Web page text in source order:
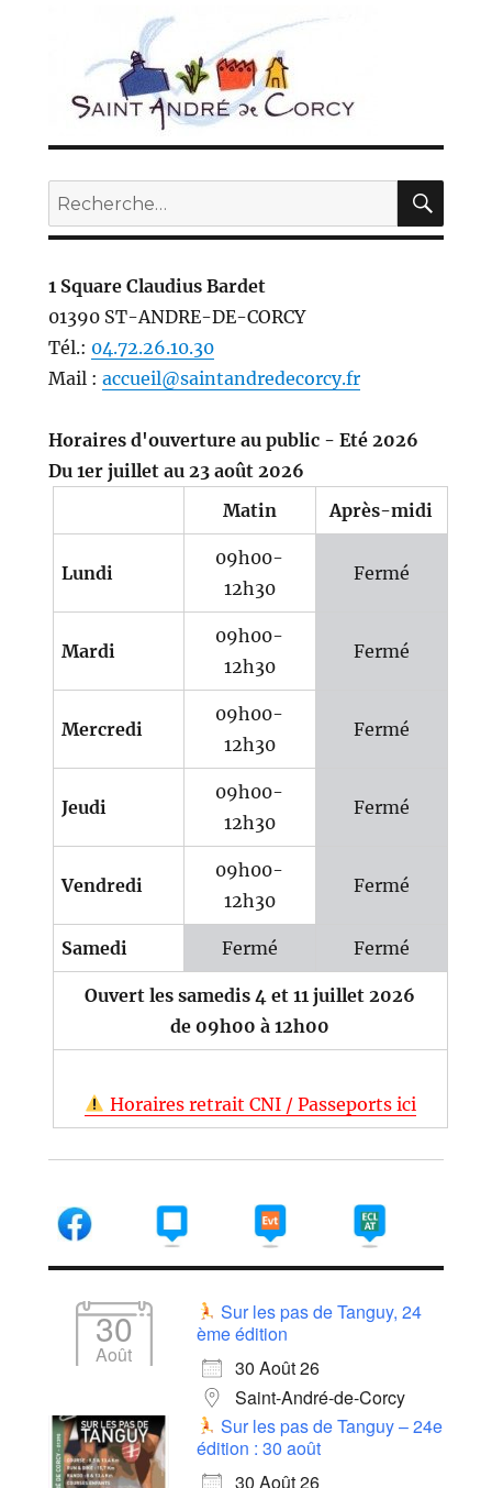
Recherche
pour :
1 Square Claudius Bardet
01390 ST-ANDRE-DE-CORCY
Tél.: 04.72.26.10.30
Mail : accueil@saintandredecorcy.fr
Horaires d'ouverture au public - Eté 2026
Du 1er juillet au 23 août 2026
Matin
Après-midi
Lundi
09h00-
12h30
Fermé
Mardi
09h00-
12h30
Fermé
Mercredi
09h00-
12h30
Fermé
Jeudi
09h00-
12h30
Fermé
Vendredi
09h00-
12h30
Fermé
Samedi Fermé Fermé
Ouvert les samedis 4 et 11 juillet 2026
de 09h00 à 12h00
Horaires retrait CNI / Passeports ici
30
Août
Sur les pas de Tanguy, 24
ème édition
30 Août 26
Saint-André-de-Corcy
Sur les pas de Tanguy – 24e
édition : 30 août
30 Août 26